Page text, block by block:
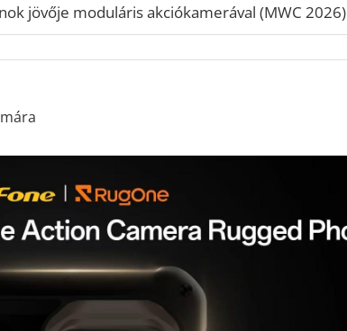
jövője moduláris akciókamerával (MWC 2026)